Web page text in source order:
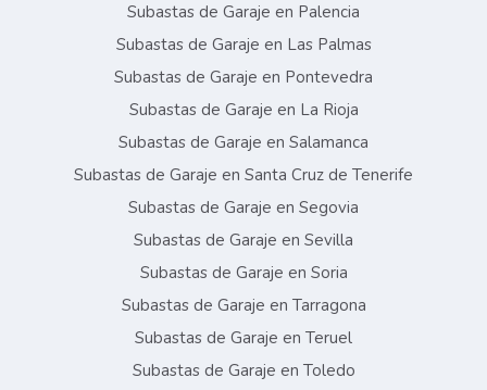
Subastas de Garaje en Palencia
Subastas de Garaje en Las Palmas
Subastas de Garaje en Pontevedra
Subastas de Garaje en La Rioja
Subastas de Garaje en Salamanca
Subastas de Garaje en Santa Cruz de Tenerife
Subastas de Garaje en Segovia
Subastas de Garaje en Sevilla
Subastas de Garaje en Soria
Subastas de Garaje en Tarragona
Subastas de Garaje en Teruel
Subastas de Garaje en Toledo